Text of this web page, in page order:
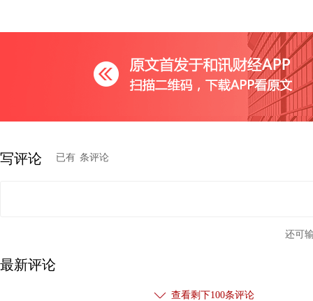
写评论 已有 条评论
还可
最新评论
查看剩下100条评论